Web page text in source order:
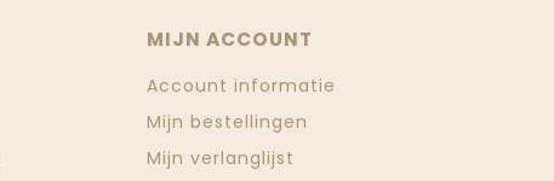
MIJN ACCOUNT
Account informatie
Mijn bestellingen
Mijn verlanglijst